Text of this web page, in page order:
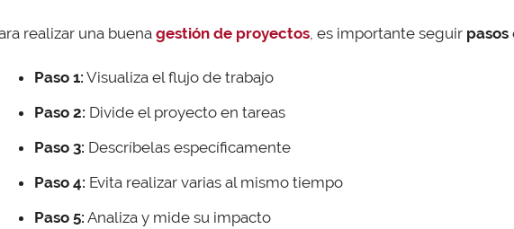
realizar una buena gestión de proyectos, es importante seguir pasos
Paso 1: Visualiza el flujo de trabajo
Paso 2: Divide el proyecto en tareas
Paso 3: Descríbelas específicamente
Paso 4: Evita realizar varias al mismo tiempo
Paso 5: Analiza y mide su impacto